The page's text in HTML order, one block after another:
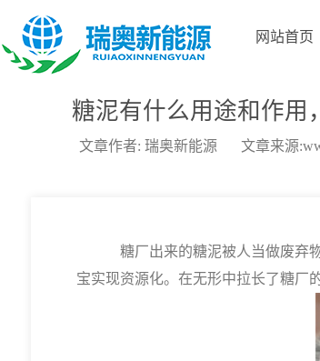
网站首页
糖泥有什么用途和作用
文章作者: 瑞奥新能源 文章来源
糖厂出来的糖泥被人当做废弃物，
宝实现资源化。在无形中拉长了糖厂